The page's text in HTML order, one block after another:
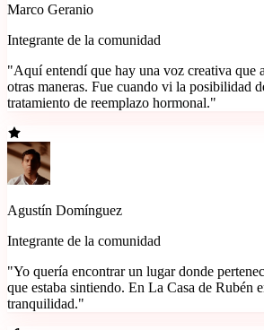
Marco Geranio
Integrante de la comunidad
"Aquí entendí que hay una voz creativa que
otras maneras. Fue cuando vi la posibilidad
tratamiento de reemplazo hormonal."
Agustín Domínguez
Integrante de la comunidad
"Yo quería encontrar un lugar donde
que estaba sintiendo. En La Casa de Rubén
tranquilidad."